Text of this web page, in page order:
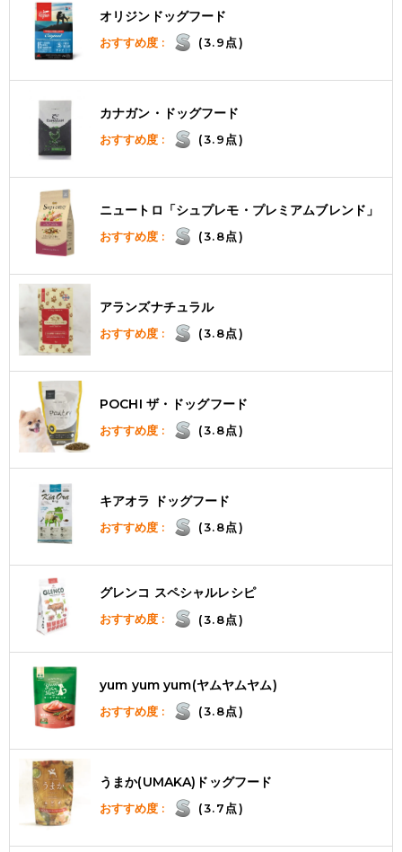
オリジンドッグフード
おすすめ度 : (3.9点)
カナガン・ドッグフード
おすすめ度 : (3.9点)
ニュートロ「シュプレモ・プレミアムブレンド」
おすすめ度 : (3.8点)
アランズナチュラル
おすすめ度 : (3.8点)
POCHI ザ・ドッグフード
おすすめ度 : (3.8点)
キアオラ ドッグフード
おすすめ度 : (3.8点)
グレンコ スペシャルレシピ
おすすめ度 : (3.8点)
yum yum yum(ヤムヤムヤム)
おすすめ度 : (3.8点)
うまか(UMAKA)ドッグフード
おすすめ度 : (3.7点)